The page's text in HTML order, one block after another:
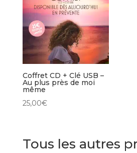
Coffret CD + Clé USB –
Au plus près de moi
même
25,00€
Tous les autres